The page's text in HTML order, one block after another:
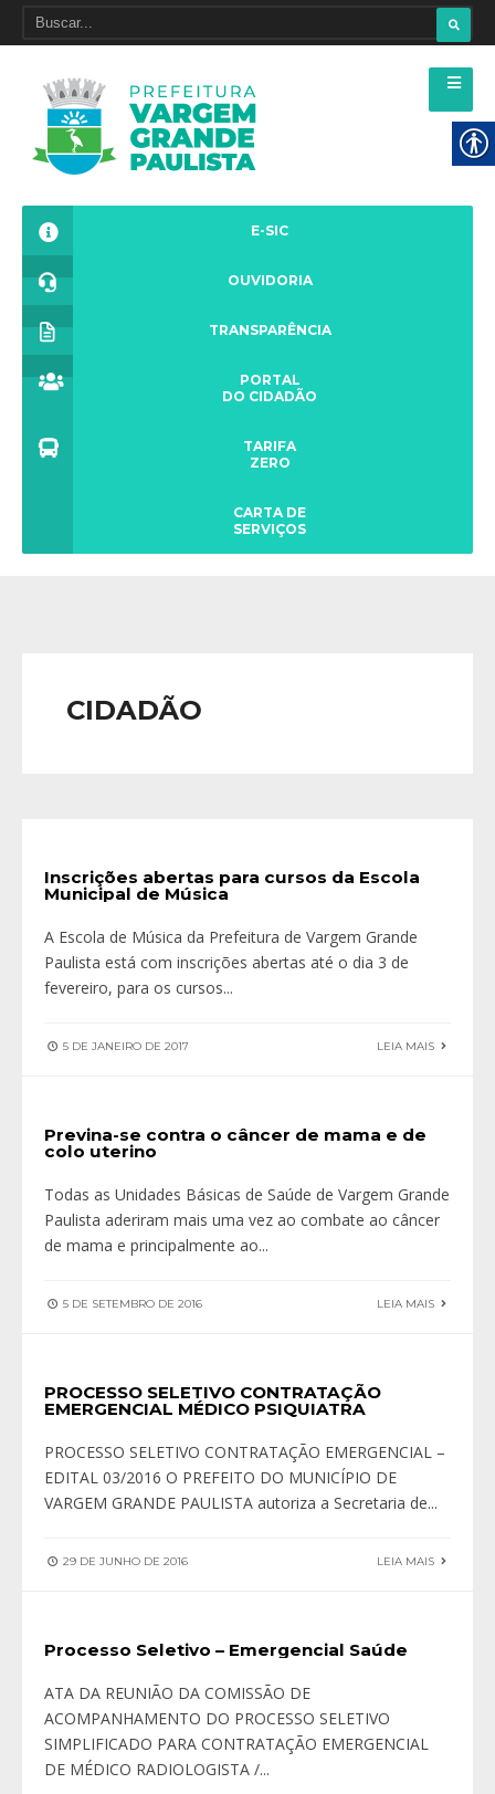
E-SIC
OUVIDORIA
TRANSPARÊNCIA
PORTAL
DO CIDADÃO
TARIFA
ZERO
CARTA DE
SERVIÇOS
CIDADÃO
Inscrições abertas para cursos da Escola
Municipal de Música
A Escola de Música da Prefeitura de Vargem Grande
Paulista está com inscrições abertas até o dia 3 de
fevereiro, para os cursos...
5 DE JANEIRO DE 2017 LEIA MAIS
Previna-se contra o câncer de mama e de
colo uterino
Todas as Unidades Básicas de Saúde de Vargem Grande
Paulista aderiram mais uma vez ao combate ao câncer
de mama e principalmente ao...
5 DE SETEMBRO DE 2016 LEIA MAIS
PROCESSO SELETIVO CONTRATAÇÃO
EMERGENCIAL MÉDICO PSIQUIATRA
PROCESSO SELETIVO CONTRATAÇÃO EMERGENCIAL –
EDITAL 03/2016 O PREFEITO DO MUNICÍPIO DE
VARGEM GRANDE PAULISTA autoriza a Secretaria de...
29 DE JUNHO DE 2016 LEIA MAIS
Processo Seletivo – Emergencial Saúde
ATA DA REUNIÃO DA COMISSÃO DE
ACOMPANHAMENTO DO PROCESSO SELETIVO
SIMPLIFICADO PARA CONTRATAÇÃO EMERGENCIAL
DE MÉDICO RADIOLOGISTA /...